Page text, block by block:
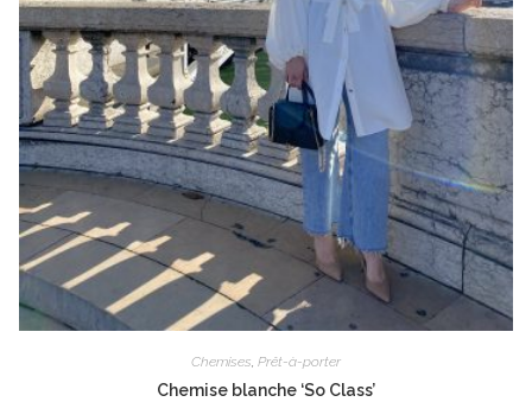
Chemises, Prêt-à-porter
Chemise blanche ‘So Class’